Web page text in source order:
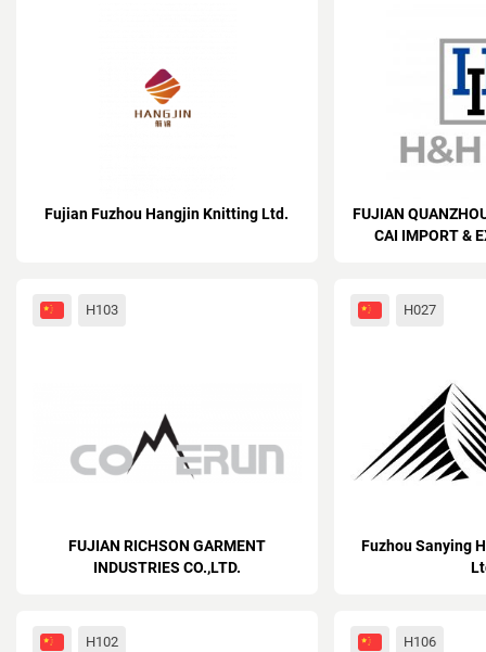
Fujian Fuzhou Hangjin Knitting Ltd.
FUJIAN
CAI IMPORT &
H103
FUJIAN RICHSON GARMENT
INDUSTRIES CO.,LTD.
H027
Fuzhou Sanying
H102 H106